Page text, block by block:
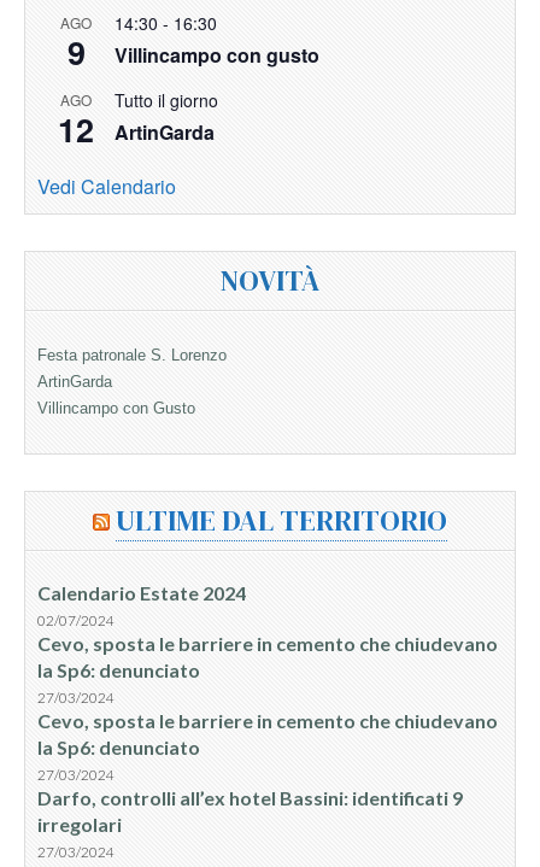
AGO
9
14:30 - 16:30
Villincampo con gusto
AGO
12
Tutto il giorno
ArtinGarda
Vedi Calendario
NOVITÀ
Festa patronale S. Lorenzo
ArtinGarda
Villincampo con Gusto
ULTIME DAL TERRITORIO
Calendario Estate 2024
02/07/2024
Cevo, sposta le barriere in cemento che chiudevano
la Sp6: denunciato
27/03/2024
Cevo, sposta le barriere in cemento che chiudevano
la Sp6: denunciato
27/03/2024
Darfo, controlli all’ex hotel Bassini: identificati 9
irregolari
27/03/2024